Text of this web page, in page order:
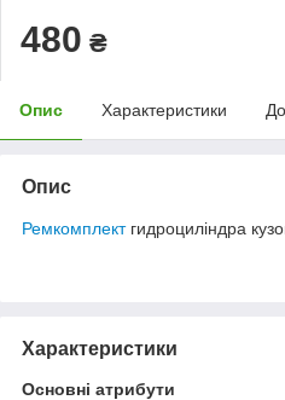
480 ₴
Опис Характеристики
Опис
Ремкомплектгидроциліндра
Характеристики
Основні атрибути